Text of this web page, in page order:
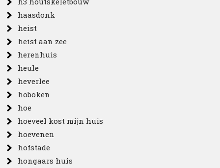
haasdonk
heist
heist aan zee
herenhuis
heule
heverlee
hoboken
hoe
hoeveel kost mijn huis
hoevenen
hofstade
hongaars huis